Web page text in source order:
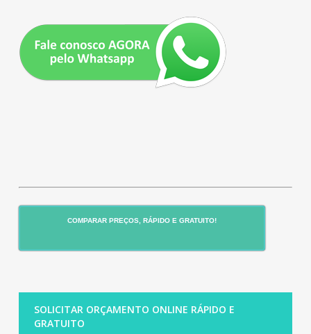
COMPARAR PREÇOS, RÁPIDO E GRATUITO!
SOLICITAR ORÇAMENTO ONLINE RÁPIDO E
GRATUITO